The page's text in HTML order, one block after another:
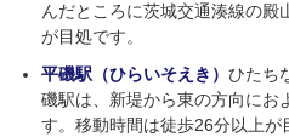
んだところに茨城交通湊線の殿
が目処です。
平磯駅（ひらいそえき） ひたち
磯駅は、新堤から東の方向にお
す。移動時間は徒歩26分以上が